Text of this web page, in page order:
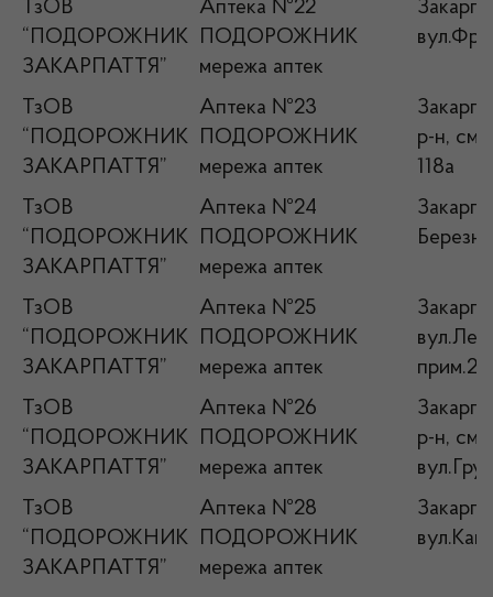
ТзОВ
“ПОДОРОЖНИК
ЗАКАРПАТТЯ”
Аптека №22
ПОДОРОЖНИК
мережа аптек
ТзОВ
“ПОДОРОЖНИК
ЗАКАРПАТТЯ”
Аптека №23
ПОДОРОЖНИК
мережа аптек
р-н,
118а
ТзОВ
“ПОДОРОЖНИК
ЗАКАРПАТТЯ”
Аптека №24
ПОДОРОЖНИК
мережа аптек
ТзОВ
“ПОДОРОЖНИК
ЗАКАРПАТТЯ”
Аптека №25
ПОДОРОЖНИК
мережа аптек
прим.2
ТзОВ
“ПОДОРОЖНИК
ЗАКАРПАТТЯ”
Аптека №26
ПОДОРОЖНИК
мережа аптек
р-н, смт
ТзОВ
“ПОДОРОЖНИК
ЗАКАРПАТТЯ”
Аптека №28
ПОДОРОЖНИК
мережа аптек